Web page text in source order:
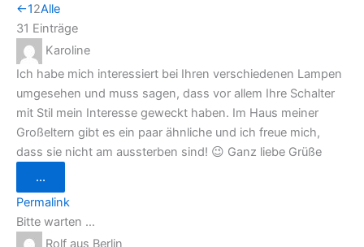
Navigation
der
Gästebuchliste
←12Alle
31 Einträge
Karoline
Ich habe mich interessiert bei Ihren verschiedenen Lampen
umgesehen und muss sagen, dass vor allem Ihre Schalter
mit Stil mein Interesse geweckt haben. Im Haus meiner
Großeltern gibt es ein paar ähnliche und ich freue mich,
dass sie nicht am aussterben sind! 😉 Ganz liebe Grüße
...
Metabox
ein-/ausblenden.
Permalink
Bitte warten …
Rolf aus Berlin